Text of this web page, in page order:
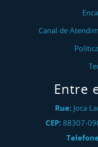
Canal de
Entre
Rua: Joca
CEP: 88307-